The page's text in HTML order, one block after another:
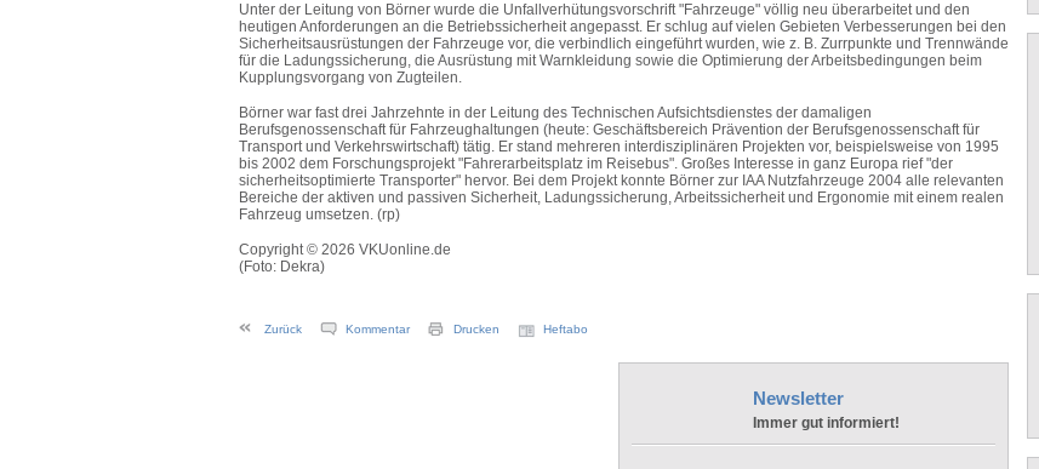
Unter der Leitung von Börner wurde die Unfallverhütungsvorschrift "Fahrzeuge" völlig neu überarbeitet und den
heutigen Anforderungen an die Betriebssicherheit angepasst. Er schlug auf vielen Gebieten Verbesserungen bei den
Sicherheitsausrüstungen der Fahrzeuge vor, die verbindlich eingeführt wurden, wie z. B. Zurrpunkte und Trennwände
für die Ladungssicherung, die Ausrüstung mit Warnkleidung sowie die Optimierung der Arbeitsbedingungen beim
Kupplungsvorgang von Zugteilen.
Börner war fast drei Jahrzehnte in der Leitung des Technischen Aufsichtsdienstes der damaligen
Berufsgenossenschaft für Fahrzeughaltungen (heute: Geschäftsbereich Prävention der Berufsgenossenschaft für
Transport und Verkehrswirtschaft) tätig. Er stand mehreren interdisziplinären Projekten vor, beispielsweise von 1995
bis 2002 dem Forschungsprojekt "Fahrerarbeitsplatz im Reisebus". Großes Interesse in ganz Europa rief "der
sicherheitsoptimierte Transporter" hervor. Bei dem Projekt konnte Börner zur IAA Nutzfahrzeuge 2004 alle relevanten
Bereiche der aktiven und passiven Sicherheit, Ladungssicherung, Arbeitssicherheit und Ergonomie mit einem realen
Fahrzeug umsetzen. (rp)
Copyright © 2026 VKUonline.de
(Foto: Dekra)
Zurück Kommentar Drucken Heftabo
Newsletter
Immer gut informiert!